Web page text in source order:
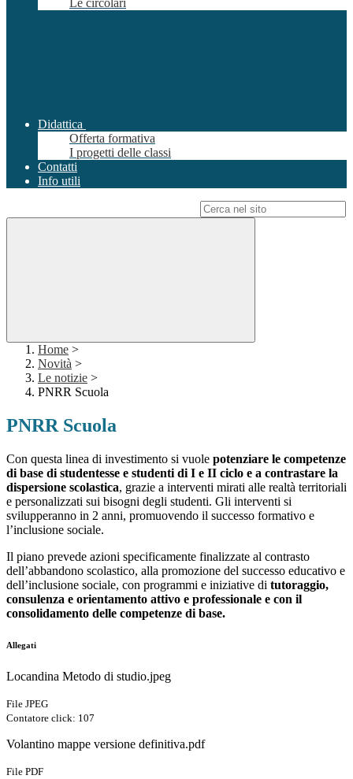
Le circolari
Didattica
Offerta formativa
I progetti delle classi
Contatti
Info utili
Home >
Novità >
Le notizie >
PNRR Scuola
PNRR Scuola
Con questa linea di investimento si vuole potenziare le competenze
di base di studentesse e studenti di I e II ciclo e a contrastare la
dispersione scolastica, grazie a interventi mirati alle realtà territoriali
e personalizzati sui bisogni degli studenti. Gli interventi si
svilupperanno in 2 anni, promuovendo il successo formativo e
l’inclusione sociale.
Il piano prevede azioni specificamente finalizzate al contrasto
dell’abbandono scolastico, alla promozione del successo educativo e
dell’inclusione sociale, con programmi e iniziative di tutoraggio,
consulenza e orientamento attivo e professionale e con il
consolidamento delle competenze di base.
Allegati
Locandina Metodo di studio.jpeg
File JPEG
Contatore click: 107
Volantino mappe versione definitiva.pdf
File PDF